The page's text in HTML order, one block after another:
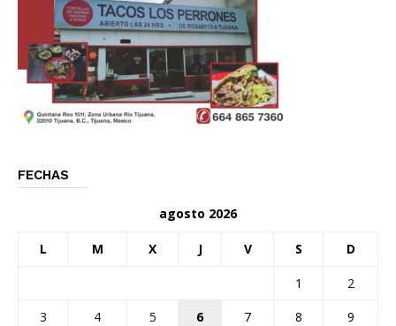
FECHAS
agosto 2026
L M X J V S D
1
2
3
4 5 6 7 8
9